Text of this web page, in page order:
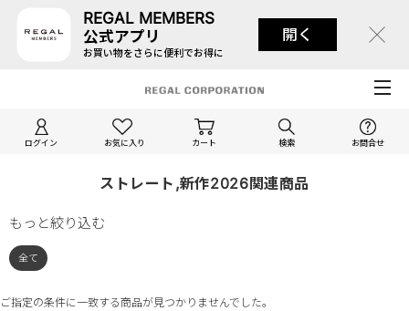
REGAL MEMBERS
公式アプリ
お買い物をさらに便利でお得に
開く
ログイン お気に入り カート 検索 お問合せ
ストレート,新作2026関連商品
もっと絞り込む
全て
ご指定の条件に一致する商品が見つかりませんでした。